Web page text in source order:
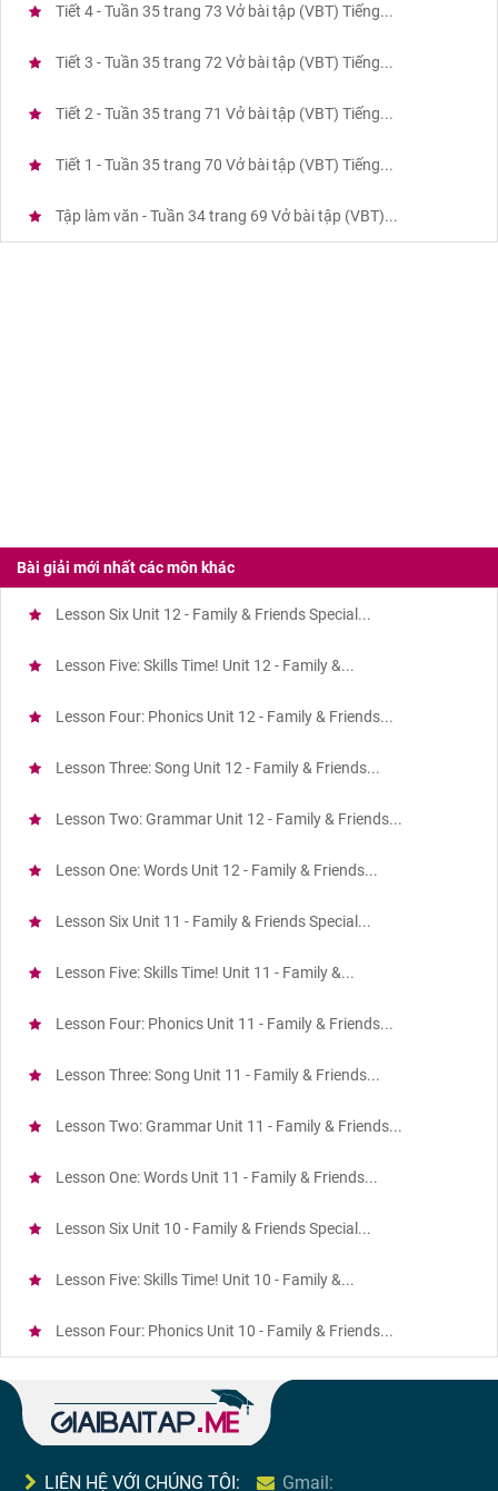
Tiết 4 - Tuần 35 trang 73 Vở bài tập (VBT) Tiếng...
Tiết 3 - Tuần 35 trang 72 Vở bài tập (VBT) Tiếng...
Tiết 2 - Tuần 35 trang 71 Vở bài tập (VBT) Tiếng...
Tiết 1 - Tuần 35 trang 70 Vở bài tập (VBT) Tiếng...
Tập làm văn - Tuần 34 trang 69 Vở bài tập (VBT)...
Bài giải mới nhất các môn khác
Lesson Six Unit 12 - Family & Friends Special...
Lesson Five: Skills Time! Unit 12 - Family &...
Lesson Four: Phonics Unit 12 - Family & Friends...
Lesson Three: Song Unit 12 - Family & Friends...
Lesson Two: Grammar Unit 12 - Family & Friends...
Lesson One: Words Unit 12 - Family & Friends...
Lesson Six Unit 11 - Family & Friends Special...
Lesson Five: Skills Time! Unit 11 - Family &...
Lesson Four: Phonics Unit 11 - Family & Friends...
Lesson Three: Song Unit 11 - Family & Friends...
Lesson Two: Grammar Unit 11 - Family & Friends...
Lesson One: Words Unit 11 - Family & Friends...
Lesson Six Unit 10 - Family & Friends Special...
Lesson Five: Skills Time! Unit 10 - Family &...
Lesson Four: Phonics Unit 10 - Family & Friends...
LIÊN HỆ VỚI CHÚNG TÔI: Gmail: